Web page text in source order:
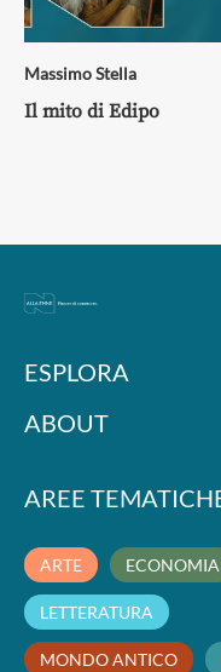
Massimo Stella
Il mito di Edipo
ESPLORA
ABOUT
AREE
ARTE ECONOMIA
LETTERATURA
MONDO ANTICO